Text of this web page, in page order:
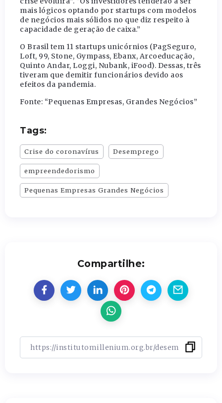
mais lógicos optando por startups com modelos
de negócios mais sólidos no que diz respeito à
capacidade de geração de caixa.”
O Brasil tem 11 startups unicórnios (PagSeguro,
Loft, 99, Stone, Gympass, Ebanx, Arcoeducação,
Quinto Andar, Loggi, Nubank, iFood). Dessas, três
tiveram que demitir funcionários devido aos
efeitos da pandemia.
Fonte: “Pequenas Empresas, Grandes Negócios”
Tags:
Crise do coronavírus Desemprego
empreendedorismo
Pequenas Empresas Grandes Negócios
Compartilhe: